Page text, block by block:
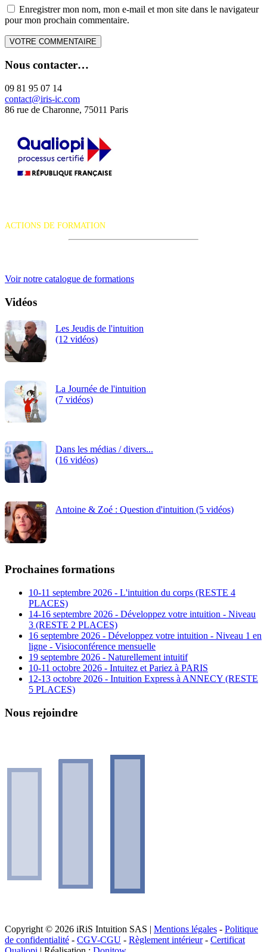
Enregistrer mon nom, mon e-mail et mon site dans le navigateur
pour mon prochain commentaire.
Nous contacter…
09 81 95 07 14
contact@iris-ic.com
86 rue de Charonne, 75011 Paris
ACTIONS DE FORMATION
Voir notre catalogue de formations
Vidéos
Les Jeudis de l'intuition
(12 vidéos)
La Journée de l'intuition
(7 vidéos)
Dans les médias / divers...
(16 vidéos)
Antoine & Zoé : Question d'intuition (5 vidéos)
Prochaines formations
10-11 septembre 2026 - L'intuition du corps (RESTE 4
PLACES)
14-16 septembre 2026 - Développez votre intuition - Niveau
3 (RESTE 2 PLACES)
16 septembre 2026 - Développez votre intuition - Niveau 1 en
ligne - Visioconférence mensuelle
19 septembre 2026 - Naturellement intuitif
10-11 octobre 2026 - Intuitez et Pariez à PARIS
12-13 octobre 2026 - Intuition Express à ANNECY (RESTE
5 PLACES)
Nous rejoindre
Copyright © 2026 iRiS Intuition SAS | Mentions légales - Politique
de confidentialité - CGV-CGU - Règlement intérieur- Certificat